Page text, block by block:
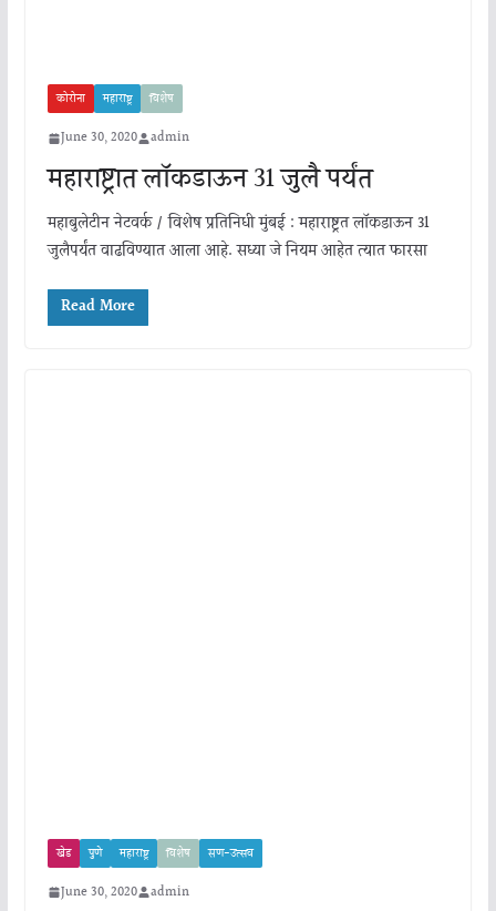
कोरोना महाराष्ट्र विशेष
June 30, 2020 admin
महाराष्ट्रात लॉकडाऊन 31 जुलै पर्यंत
महाबुलेटीन नेटवर्क / विशेष प्रतिनिधी मुंबई : महाराष्ट्रत लॉकडाऊन 31
जुलैपर्यंत वाढविण्यात आला आहे. सध्या जे नियम आहेत त्यात फारसा
Read More
खेड पुणे महाराष्ट्र विशेष सण-उत्सव
June 30, 2020 admin